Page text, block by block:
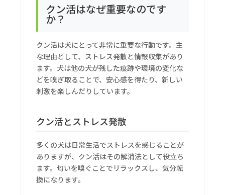
クン活はなぜ重要なのです
か？
クン活は犬にとって非常に重要な行動です。主
な理由として、ストレス発散と情報収集があり
ます。犬は他の犬が残した痕跡や環境の変化な
どを嗅ぎ取ることで、安心感を得たり、新しい
刺激を楽しんだりしています。
クン活とストレス発散
多くの犬は日常生活でストレスを感じることが
ありますが、クン活はその解消法として役立ち
ます。匂いを嗅ぐことでリラックスし、気分転
換になります。